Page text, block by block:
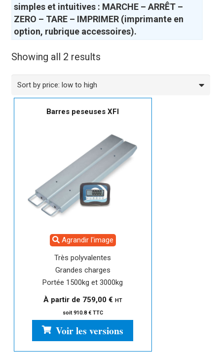
simples et intuitives : MARCHE – ARRÊT –
ZERO – TARE – IMPRIMER (imprimante en
option, rubrique accessoires).
Showing all 2 results
Barres peseuses XFI
Agrandir l'image
Très polyvalentes
Grandes charges
Portée 1500kg et 3000kg
À partir de 759,00 € HT
soit 910.8 € TTC
Voir les versions